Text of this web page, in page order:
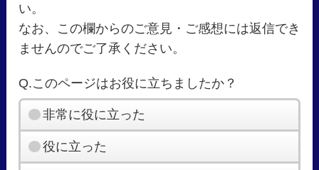
い。
なお、この欄からのご意見・ご感想には返信でき
ませんのでご了承ください。
Q.このページはお役に立ちましたか？
非常に役に立った
役に立った